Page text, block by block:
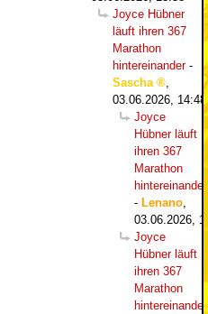
Joyce Hübner
läuft ihren 367
Marathon
hintereinander-
Sascha
03.06.2026, 14:48
Joyce
Hübner läuft
ihren 367
Marathon
hintereinander
- Lenano
03.06.2026,
Joyce
Hübner läuft
ihren 367
Marathon
hintereinander